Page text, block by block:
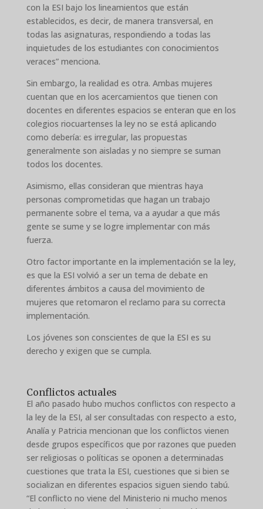
con la ESI bajo los lineamientos que están
establecidos, es decir, de manera transversal, en
todas las asignaturas, respondiendo a todas las
inquietudes de los estudiantes con conocimientos
veraces” menciona.
Sin embargo, la realidad es otra. Ambas mujeres
cuentan que en los acercamientos que tienen con
docentes en diferentes espacios se enteran que en los
colegios riocuartenses la ley no se está aplicando
como debería: es irregular, las propuestas
generalmente son aisladas y no siempre se suman
todos los docentes.
Asimismo, ellas consideran que mientras haya
personas comprometidas que hagan un trabajo
permanente sobre el tema, va a ayudar a que más
gente se sume y se logre implementar con más
fuerza.
Otro factor importante en la implementación se la ley,
es que la ESI volvió a ser un tema de debate en
diferentes ámbitos a causa del movimiento de
mujeres que retomaron el reclamo para su correcta
implementación.
Los jóvenes son conscientes de que la ESI es su
derecho y exigen que se cumpla.
Conflictos actuales
El año pasado hubo muchos conflictos con respecto a
la ley de la ESI, al ser consultadas con respecto a esto,
Analía y Patricia mencionan que los conflictos vienen
desde grupos específicos que por razones que pueden
ser religiosas o políticas se oponen a determinadas
cuestiones que trata la ESI, cuestiones que si bien se
socializan en diferentes espacios siguen siendo tabú.
“El conflicto no viene del Ministerio ni mucho menos